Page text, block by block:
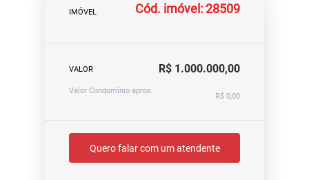
IMÓVEL Cód. imóvel: 28509
VALOR R$ 1.000.000,00
Valor Condomínio aprox.
R$ 0,00
Quero falar com um atendente